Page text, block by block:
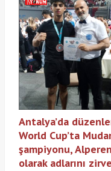
Antalya’da
World Cup’ta
şampiyonu,
olarak adlarını